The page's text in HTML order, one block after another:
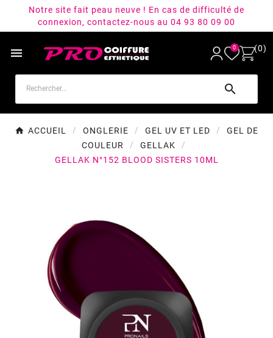
Notre site fait peau neuve ! En cas de difficulté de
connexion, contactez-nous au 04 93 80 09 00
 0 (0)

ACCUEIL ONGLERIE GEL UV ET LED
GEL DE
COULEUR
GELLAK
GELLAK N°152 BLOOD SISTERS 10ML